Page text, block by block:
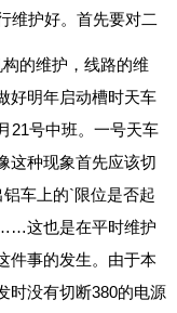
维护好。首先要对二
的维护，线路的维
明年启动槽时天车
21号中班。一号天车
这种现象首先应该切
车上的`限位是否起
这也是在平时维护
件事的发生。由于本
时没有切断380的电源